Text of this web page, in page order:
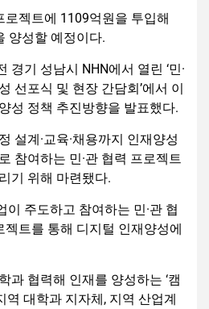
로젝트에 1109억원을 투입해
양성할 예정이다.
경기 성남시 NHN에서 열린 ‘민·
선포식 및 현장 간담회’에서 이
성 정책 추진방향을 발표했다.
설계·교육·채용까지 인재양성
참여하는 민·관 협력 프로젝트
기 위해 마련됐다.
주도하고 참여하는 민·관 협
트를 통해 디지털 인재양성에
과 협력해 인재를 양성하는 ‘캠
역 대학과 지자체, 지역 산업계